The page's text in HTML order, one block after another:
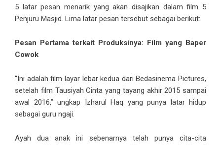
5 latar pesan menarik yang akan disajikan dalam film 5
Penjuru Masjid. Lima latar pesan tersebut sebagai berikut:
Pesan Pertama terkait Produksinya: Film yang Baper
Cowok
“Ini adalah film layar lebar kedua dari Bedasinema Pictures,
setelah film Tausiyah Cinta yang tayang akhir 2015 sampai
awal 2016,” ungkap Izharul Haq yang punya latar hidup
sebagai guru ngaji.
Ayah dua anak ini sebenarnya telah punya cita-cita